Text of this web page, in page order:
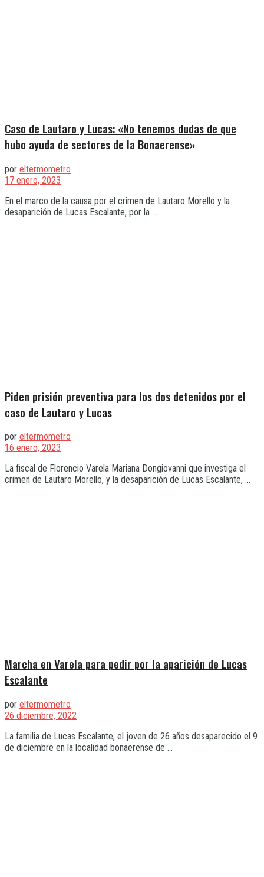
Caso de Lautaro y Lucas: «No tenemos dudas de que
hubo ayuda de sectores de la Bonaerense»
por eltermometro
17 enero, 2023
En el marco de la causa por el crimen de Lautaro Morello y la
desaparición de Lucas Escalante, por la ...
Piden prisión preventiva para los dos detenidos por el
caso de Lautaro y Lucas
por eltermometro
16 enero, 2023
La fiscal de Florencio Varela Mariana Dongiovanni que investiga el
crimen de Lautaro Morello, y la desaparición de Lucas Escalante, ...
Marcha en Varela para pedir por la aparición de Lucas
Escalante
por eltermometro
26 diciembre, 2022
La familia de Lucas Escalante, el joven de 26 años desaparecido el 9
de diciembre en la localidad bonaerense de ...